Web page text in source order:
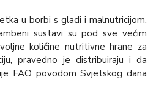
u borbi s gladi i malnutricijom,
sustavi su pod sve većim
količine nutritivne hrane za
pravedno je distribuiraju i da
FAO povodom Svjetskog dana